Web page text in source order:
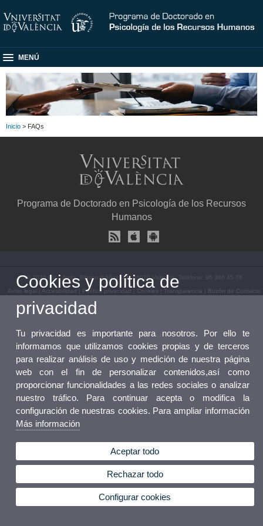
MENÚ
Inicio > FAQs
Programa de Doctorado en Psicología de los Recursos
Humanos
© 2026 UV. - Avda. Blasco Ibáñez, 21. 46010 Valencia. Teléfono: 96 386 45 76
Aviso legal |Accesibilidad Política privacidad Cookies Transparencia Buzón de Contacto
Cookies y política de
privacidad
Tu privacidad es importante para nosotros. Por ello te
informamos que utilizamos cookies propias y de terceros
para realizar análisis de uso y medición de nuestra página
web con el fin de personalizar contenidos,así como
proporcionar funcionalidades a las redes sociales o analizar
nuestro tráfico. Para continuar acepta o modifica la
configuración de nuestras cookies. Para ampliar información
Más información
Aceptar todo
Rechazar todo
Configurar cookies